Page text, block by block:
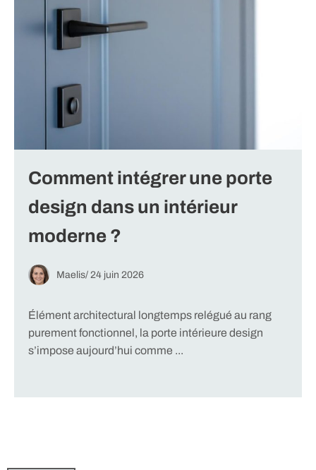
Comment intégrer une porte
design dans un intérieur
moderne ?
Maelis/ 24 juin 2026
Élément architectural longtemps relégué au rang
purement fonctionnel, la porte intérieure design
s’impose aujourd’hui comme ...